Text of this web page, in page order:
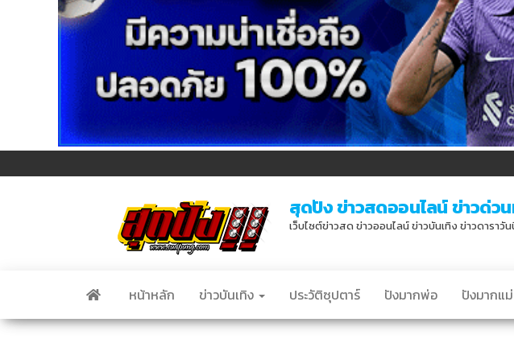
สุดปัง ข่าวสดออนไลน์ ข่าวด่ว
เว็บไซต์ข่าวสด ข่าวออนไลน์ ข่าวบันเทิง ข่าวดารา
หน้าหลัก ข่าวบันเทิง ประวัติซุปตาร์ ปังมากพ่อ ปังมากแม่